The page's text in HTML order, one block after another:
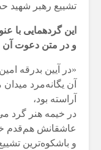
تشییع رهبر شهید
این گردهمایی با
و در متن دعوت
«در آیین بدرقه
آن یگانه‌مرد
آراسته بود،
در خیمه هنر گرد
عاشقانش هم‌قدم
و باشکوه‌ترین